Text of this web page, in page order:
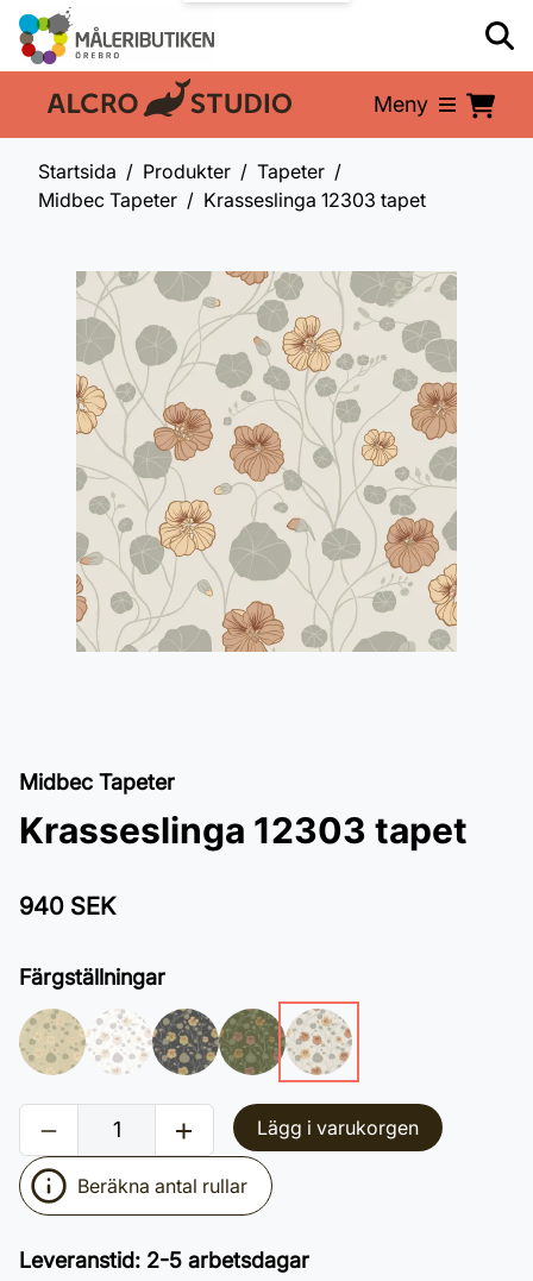
En del av: Meny
Startsida Produkter
Tapeter
Midbec Tapeter
Krasseslinga 12303 tapet
Midbec Tapeter
Krasseslinga 12303 tapet
940 SEK
Färgställningar
Lägg i varukorgen
Beräkna antal rullar
Leveranstid: 2-5 arbetsdagar